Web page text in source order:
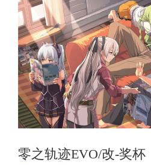
零之轨迹EVO/改-奖杯